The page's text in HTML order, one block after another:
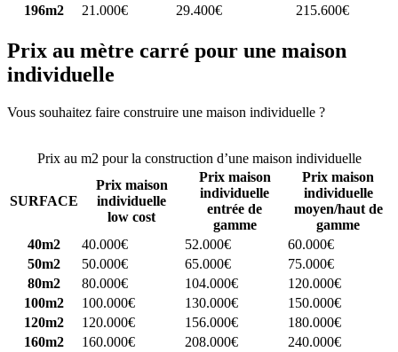
196m2
21.000€ 29.400€ 215.600€
Prix au mètre carré pour une maison
individuelle
Vous souhaitez faire construire une maison individuelle ?
Prix au m2 pour la construction d’une maison individuelle
SURFACE
Prix maison
individuelle
low cost
Prix maison
individuelle
entrée de
gamme
Prix maison
individuelle
moyen/haut de
gamme
40m2
40.000€ 52.000€
60.000€
50m2
50.000€ 65.000€
75.000€
80m2
80.000€ 104.000€
120.000€
100m2
100.000€ 130.000€
150.000€
120m2
120.000€ 156.000€
180.000€
160m2
160.000€ 208.000€
240.000€